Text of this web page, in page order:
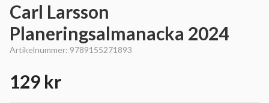
Carl Larsson
Planeringsalmanacka 2024
Artikelnummer: 9789155271893
129 kr